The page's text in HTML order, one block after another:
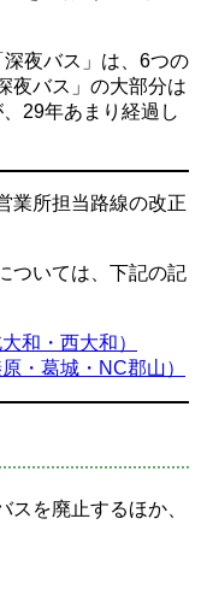
夜バス」は、6つの
夜バス」の大部分は
29年あまり経過し
業所担当路線の改正
ついては、下記の記
和・西大和）
・葛城・NC郡山）
を廃止するほか、